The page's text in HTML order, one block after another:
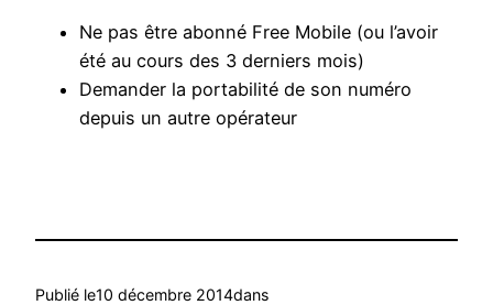
Ne pas être abonné Free Mobile (ou l’avoir
été au cours des 3 derniers mois)
Demander la portabilité de son numéro
depuis un autre opérateur
Publié le10 décembre 2014dans